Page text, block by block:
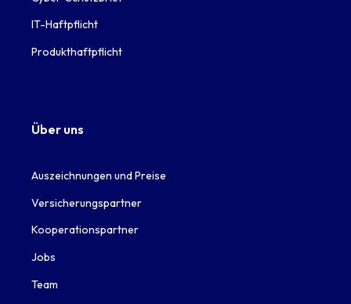
IT-Haftpflicht
Produkthaftpflicht
Über uns
Auszeichnungen und Preise
Versicherungspartner
Kooperationspartner
Jobs
Team